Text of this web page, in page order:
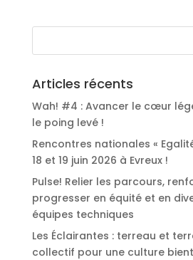
Articles récents
Wah! #4 : Avancer le cœur
le poing levé !
Rencontres nationales «
18 et 19 juin 2026 à Evreux !
Pulse! Relier les parcours,
progresser en équité et en
équipes techniques
Les Éclairantes : terreau et
collectif pour une culture